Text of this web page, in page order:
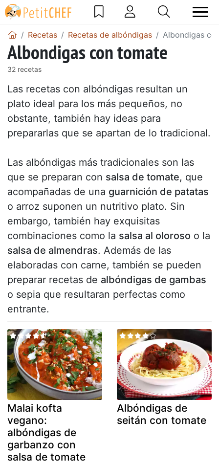
Recetas Recetas de albóndigas Albondigas
Albondigas con tomate
32 recetas
Las recetas con albóndigas resultan un
plato ideal para los más pequeños, no
obstante, también hay ideas para
prepararlas que se apartan de lo tradicional.
Las albóndigas más tradicionales son las
que se preparan con salsa de tomate, que
acompañadas de una guarnición de patatas
o arroz suponen un nutritivo plato. Sin
embargo, también hay exquisitas
combinaciones como la salsa al oloroso o la
salsa de almendras. Además de las
elaboradas con carne, también se pueden
preparar recetas de albóndigas de gambas
o sepia que resultaran perfectas como
entrante.
Malai kofta
vegano:
albóndigas de
garbanzo con
salsa de tomate
Albóndigas de
seitán con tomate